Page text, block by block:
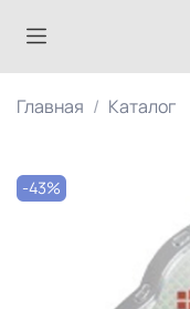
Главная Каталог
-43%